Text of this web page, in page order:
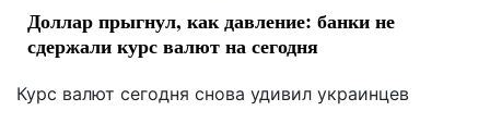
Доллар прыгнул, как давление: банки не
сдержали курс валют на сегодня
Курс валют сегодня снова удивил украинцев